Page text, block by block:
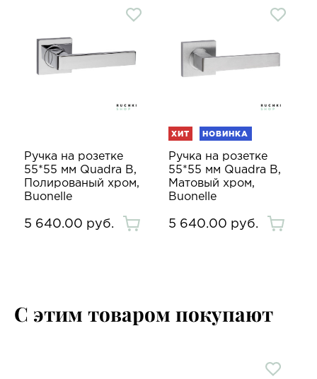
Ручка на розетке
55*55 мм Quadra B,
Полированый хром,
Buonelle
5 640.00 руб.
ХИТ НОВИНКА
Ручка на розетке
55*55 мм Quadra B,
Матовый хром,
Buonelle
5 640.00 руб.
С этим товаром покупают